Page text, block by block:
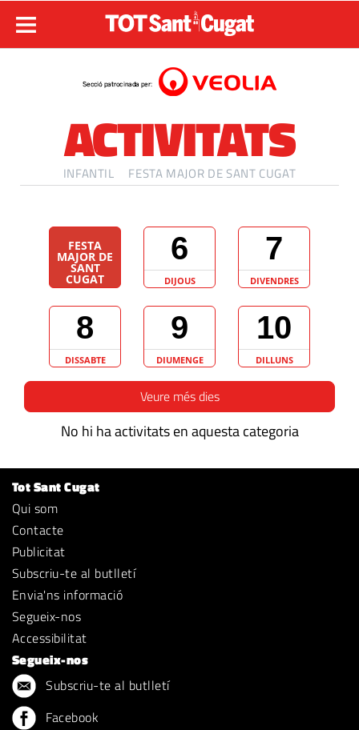
ACTIVITATS
INFANTIL FESTA MAJOR DE SANT CUGAT
FESTA
MAJOR DE
SANT
CUGAT
6
DIJOUS
7
DIVENDRES
8
DISSABTE
9
DIUMENGE
10
DILLUNS
Veure més dies
No hi ha activitats en aquesta categoria
Tot Sant Cugat
Qui som
Contacte
Publicitat
Subscriu-te al butlletí
Envia'ns informació
Segueix-nos
Accessibilitat
Segueix-nos
Subscriu-te al butlletí
Facebook